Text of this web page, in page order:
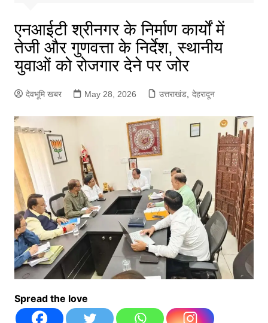
एनआईटी श्रीनगर के निर्माण कार्यों में
तेजी और गुणवत्ता के निर्देश, स्थानीय
युवाओं को रोजगार देने पर जोर
देवभूमि खबर May 28, 2026 उत्तराखंड, देहरादून
Spread the love